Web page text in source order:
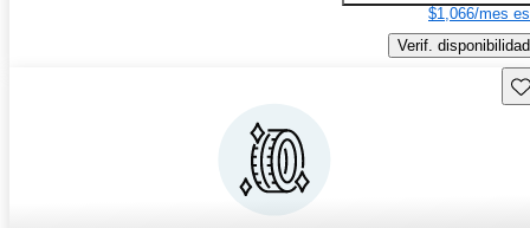
$1,066/mes
Verif. disponibilidad